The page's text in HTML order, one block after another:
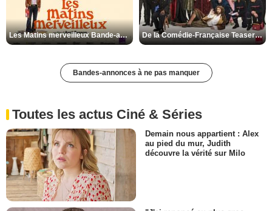
Les Matins merveilleux Bande-annonce VF De la Comédie-Française Teaser VF
Bandes-annonces à ne pas manquer
Toutes les actus Ciné & Séries
Demain nous appartient : Alex
au pied du mur, Judith
découvre la vérité sur Milo